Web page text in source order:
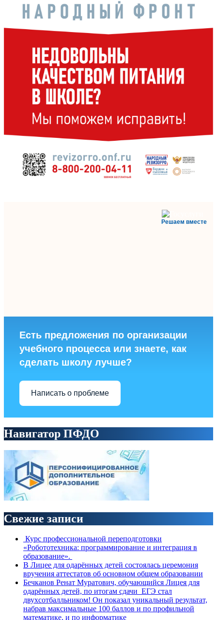
Решаем вместе
Есть предложения по организации
учебного процесса или знаете, как
сделать школу лучше?
Написать о проблеме
Навигатор ПФДО
Свежие записи
Курс профессиональной переподготовки
«Робототехника: программирование и интеграция в
образование».
В Лицее для одарённых детей состоялась церемония
вручения аттестатов об основном общем образовании
Бечканов Ренат Муратович, обучающийся Лицея для
одарённых детей, по итогам сдачи ЕГЭ стал
двухсотбалльником! Он показал уникальный результат,
набрав максимальные 100 баллов и по профильной
математике, и по информатике